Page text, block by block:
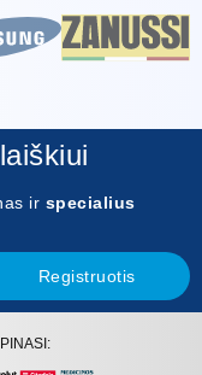
ir specialius
Registruotis